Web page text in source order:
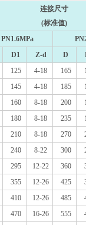
连接尺寸
(标准值)
PN1.6MPa
D1 Z-d D
125 4-18 165
145 4-18 185
160 8-18 200
180 8-18 235
210 8-18 270
240 8-22 300
295 12-22 360
355 12-26 425
410 12-26 485
470 16-26 555